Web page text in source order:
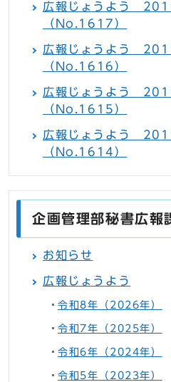
広報じょうよう
（No.1617）
広報じょうよう
（No.1616）
広報じょうよう
（No.1615）
広報じょうよう
（No.1614）
企画管理部秘書広報
お知らせ
広報じょうよう
令和8年（2026年）
令和7年（2025年）
令和6年（2024年）
令和5年（2023年）